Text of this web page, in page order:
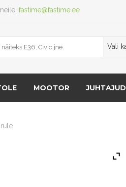
fastime@fastime.ee
MOOTOR JUHTAJUD